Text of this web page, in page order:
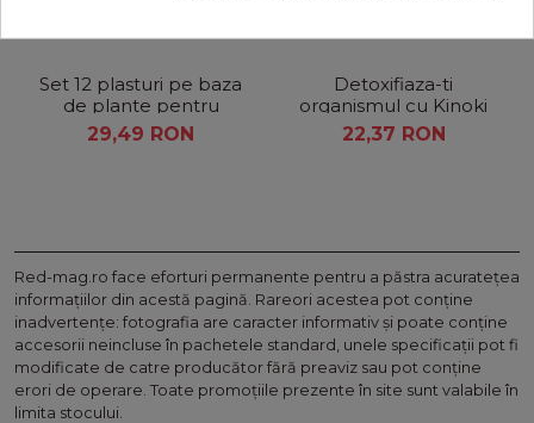
Set 12 plasturi pe baza
de plante pentru
ameliorarea durerilor
articulare
29,49 RON
Detoxifiaza-ti
organismul cu Kinoki
Plasturi + Slim Patch
22,37 RON
Red-mag.ro face eforturi permanente pentru a păstra acurateţea
informaţiilor din acestă pagină. Rareori acestea pot conţine
inadvertenţe: fotografia are caracter informativ şi poate conţine
accesorii neincluse în pachetele standard, unele specificaţii pot fi
modificate de catre producător fără preaviz sau pot conţine
erori de operare. Toate promoţiile prezente în site sunt valabile în
limita stocului.